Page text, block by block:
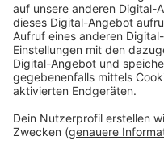
dürfen draußen Sport
Kinder sind wieder
Hallenbad sein, 20 im
Anzeige